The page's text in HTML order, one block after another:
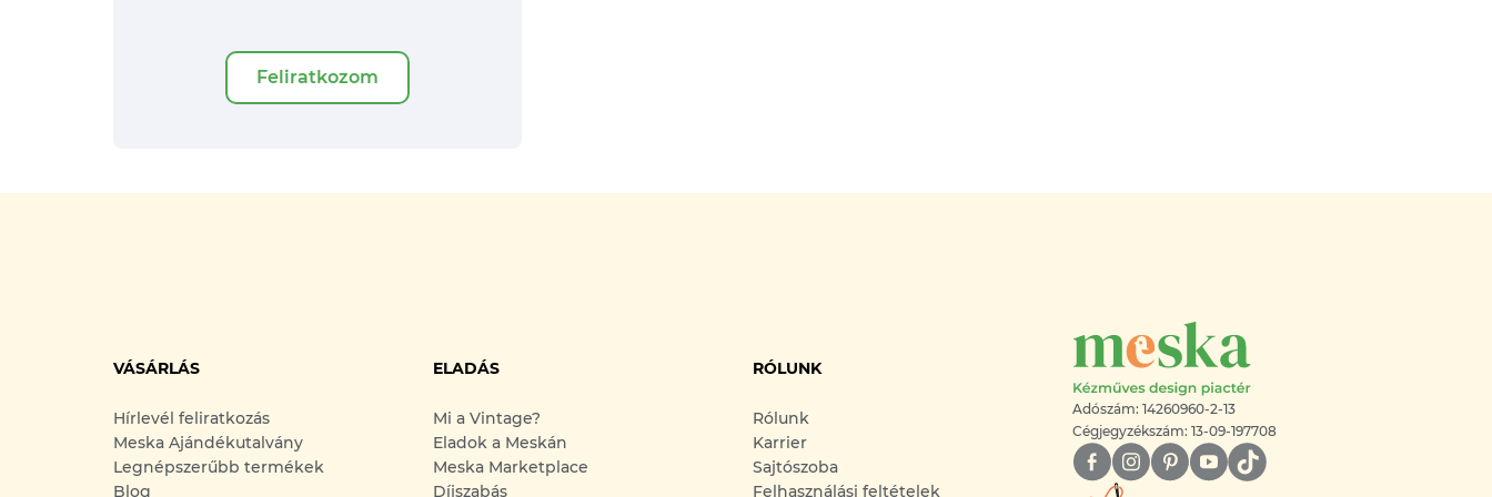
Feliratkozom
VÁSÁRLÁS
Hírlevél feliratkozás
Meska Ajándékutalvány
Legnépszerűbb termékek
Blog
ELADÁS
Mi a Vintage?
Eladok a Meskán
Meska Marketplace
Díjszabás
RÓLUNK
Rólunk
Karrier
Sajtószoba
Felhasználási feltételek
Adószám: 14260960-2-13
Cégjegyzékszám: 13-09-197708